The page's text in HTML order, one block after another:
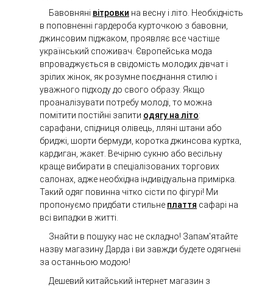
Бавовняні вітровки на весну і літо. Необхідність
в поповненні гардероба курточкою з бавовни,
джинсовим піджаком, проявляє все частіше
український споживач. Європейська мода
впроваджується в свідомість молодих дівчат і
зрілих жінок, як розумне поєднання стилю і
уважного підходу до свого образу. Якщо
проаналізувати потребу молоді, то можна
помітити постійні запити одягу на літо:
сарафани, спідниця олівець, лляні штани або
бриджі, шорти бермуди, коротка джинсова куртка,
кардиган, жакет. Вечірню сукню або весільну
краще вибирати в спеціалізованих торгових
салонах, адже необхідна індивідуальна примірка.
Такий одяг повинна чітко сісти по фігурі! Ми
пропонуємо придбати стильне плаття сафарі на
всі випадки в житті.
Знайти в пошуку нас не складно! Запам'ятайте
назву магазину Дарда і ви завжди будете одягнені
за останньою модою!
Дешевий китайський інтернет магазин з